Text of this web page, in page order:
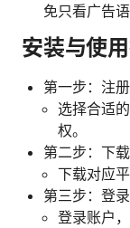
免只看广告语
安装与使
第一步：注
选择合适
权。
第二步：下
下载对应
第三步：登
登录账户